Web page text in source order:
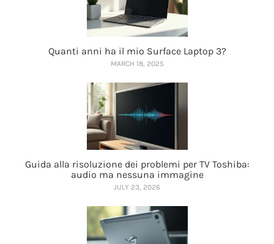
Quanti anni ha il mio Surface Laptop 3?
MARCH 18, 2025
Guida alla risoluzione dei problemi per TV Toshiba:
audio ma nessuna immagine
JULY 23, 2026